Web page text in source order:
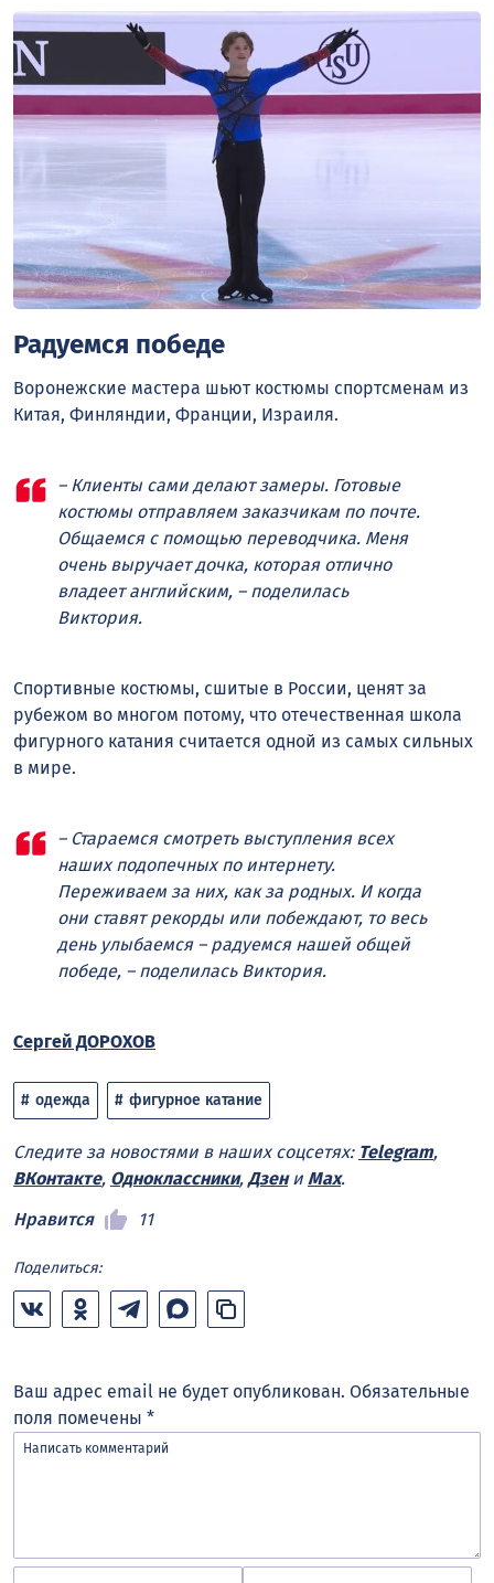
Радуемся победе
Воронежские мастера шьют костюмы спортсменам из
Китая, Финляндии, Франции, Израиля.
– Клиенты сами делают замеры. Готовые
костюмы отправляем заказчикам по почте.
Общаемся с помощью переводчика. Меня
очень выручает дочка, которая отлично
владеет английским, – поделилась
Виктория.
Спортивные костюмы, сшитые в России, ценят за
рубежом во многом потому, что отечественная школа
фигурного катания считается одной из самых сильных
в мире.
– Стараемся смотреть выступления всех
наших подопечных по интернету.
Переживаем за них, как за родных. И когда
они ставят рекорды или побеждают, то весь
день улыбаемся – радуемся нашей общей
победе, – поделилась Виктория.
Сергей ДОРОХОВ
одежда фигурное катание
Следите за новостями в наших соцсетях: Telegram,
ВКонтакте, Одноклассники, Дзени Max.
Нравится
11
Поделиться:
Ваш адрес email не будет опубликован. Обязательные
поля помечены *